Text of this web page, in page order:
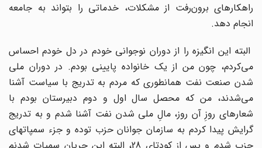
راهکارهای برون‌رفت از مشکلات، خدماتی را بتواند به جامعه
انجام دهد.
البته این انگیزه را از دوران نوجوانی خودم در دل خودم احساس
می‌کردم، چون من از یک خانواده پایینی بودم. در دوران ملی
شدن صنعت نفت همانطوری که مردم به تدریج با سیاست آشنا
می‌شدند، من که محصل سال اول و دوم دبیرستان بودم با
شعارهای روزِ آن روز، مالِ ملی شدن نفت آشنا شدم و به تدریج
گرایش پیدا کردم به سازمان جوانان حزب توده و جزء سمپاتهای